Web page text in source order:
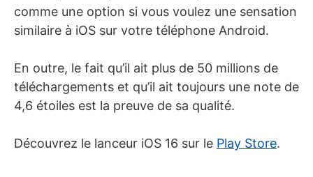
comme une option si vous voulez une sensation
similaire à iOS sur votre téléphone Android.
En outre, le fait qu’il ait plus de 50 millions de
téléchargements et qu’il ait toujours une note de
4,6 étoiles est la preuve de sa qualité.
Découvrez le lanceur iOS 16 sur le Play Store.